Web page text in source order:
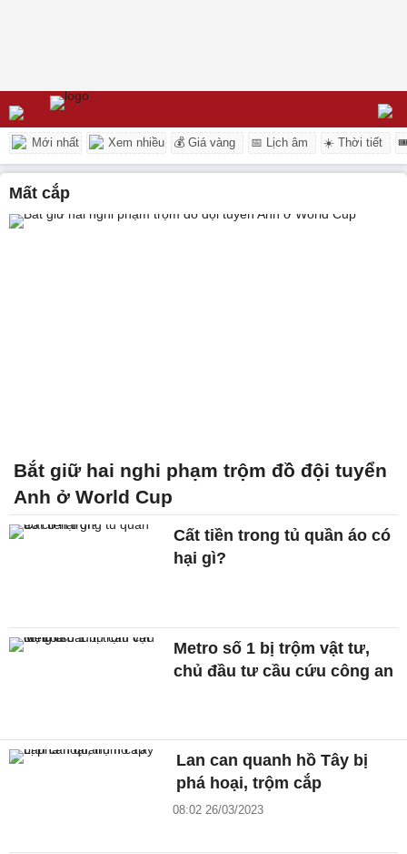
Mới nhất Xem nhiều 💰 Giá vàng 📅 Lịch âm ☀️ Thời tiết
mất cắp
Bắt giữ hai nghi phạm trộm đồ đội tuyển
Anh ở World Cup
Cất tiền trong tủ quần áo có
hại gì?
Metro số 1 bị trộm vật tư,
chủ đầu tư cầu cứu công an
Lan can quanh hồ Tây bị
phá hoại, trộm cắp
08:02 26/03/2023